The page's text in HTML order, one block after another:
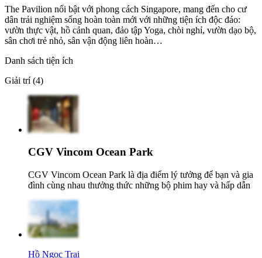
The Pavilion nổi bật với phong cách Singapore, mang đến cho cư
dân trải nghiệm sống hoàn toàn mới với những tiện ích độc đáo:
vườn thực vật, hồ cảnh quan, đảo tập Yoga, chòi nghỉ, vườn dạo bộ,
sân chơi trẻ nhỏ, sân vận động liên hoàn…
Danh sách tiện ích
Giải trí (4)
CGV Vincom Ocean Park
CGV Vincom Ocean Park là địa điểm lý tưởng để bạn và gia
đình cùng nhau thưởng thức những bộ phim hay và hấp dẫn
Hồ Ngọc Trai